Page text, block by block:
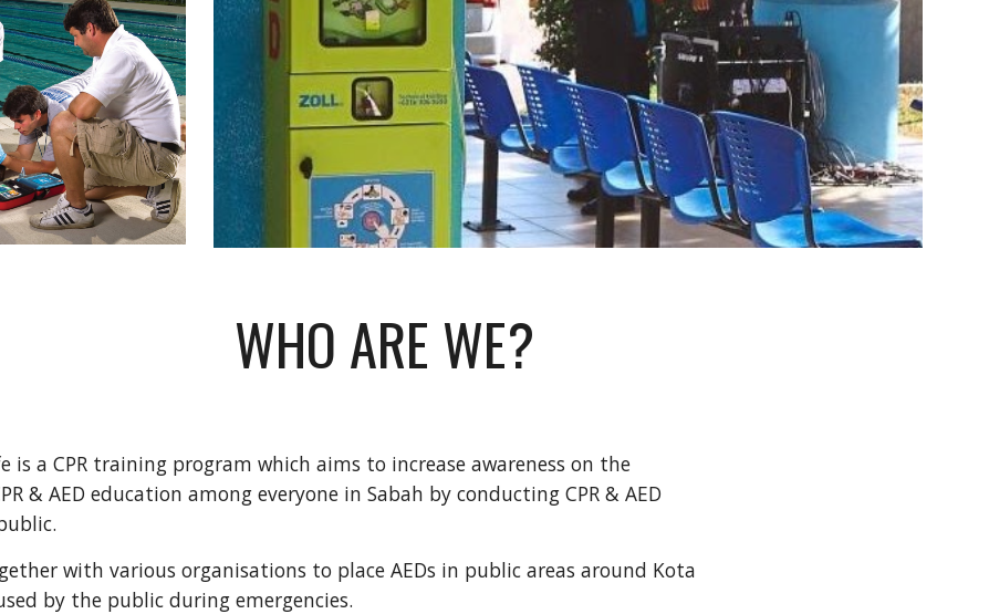
WHO ARE WE?
is a CPR training program which aims to increase awareness on the
& AED education among everyone in Sabah by conducting CPR & AED
with various organisations to place AEDs in public areas around Kota
by the public during emergencies.